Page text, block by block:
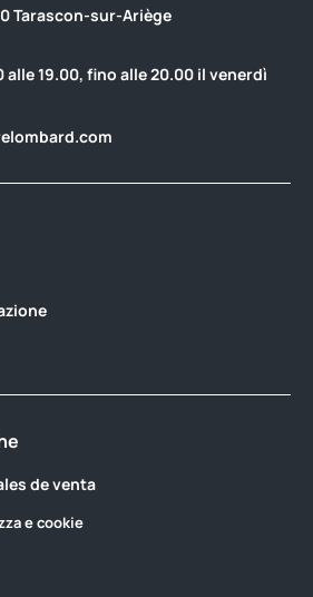
Tarascon-sur-Ariège
19.00, fino alle 20.00 il venerdì
de venta
e cookie